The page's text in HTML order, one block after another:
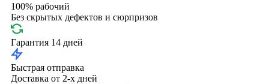
100% рабочий
Без скрытых дефектов и сюрпризов
Гарантия 14 дней
Быстрая отправка
Доставка от 2-х дней